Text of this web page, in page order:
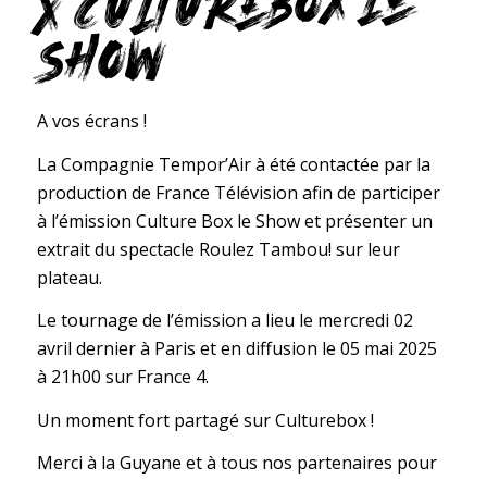
SHOW
A vos écrans !
La Compagnie Tempor’Air à été contactée par la
production de France Télévision afin de participer
à l’émission Culture Box le Show et présenter un
extrait du spectacle Roulez Tambou! sur leur
plateau.
Le tournage de l’émission a lieu le mercredi 02
avril dernier à Paris et en diffusion le 05 mai 2025
à 21h00 sur France 4.
Un moment fort partagé sur Culturebox !
Merci à la Guyane et à tous nos partenaires pour